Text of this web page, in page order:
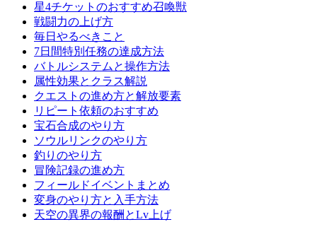
星4チケットのおすすめ召喚獣
戦闘力の上げ方
毎日やるべきこと
7日間特別任務の達成方法
バトルシステムと操作方法
属性効果とクラス解説
クエストの進め方と解放要素
リピート依頼のおすすめ
宝石合成のやり方
ソウルリンクのやり方
釣りのやり方
冒険記録の進め方
フィールドイベントまとめ
変身のやり方と入手方法
天空の異界の報酬とLv上げ